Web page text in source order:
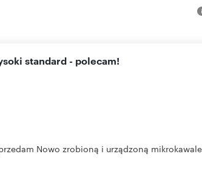
standard - polecam!
Nowo zrobioną i urządzoną